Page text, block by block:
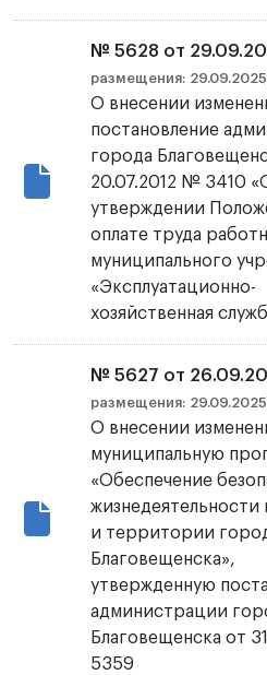
№ 5628 от
размещения:
О внесении
постановление
города
20.07.2012 № 3410
утверждении
оплате труда
муниципального
«Эксплуатационно-
хозяйственная
№ 5627 от
размещения:
О внесении
муниципальную
«Обеспечение
жизнедеятельности
и территории
Благовещенска»,
утвержденную
администрации
Благовещенска от
5359